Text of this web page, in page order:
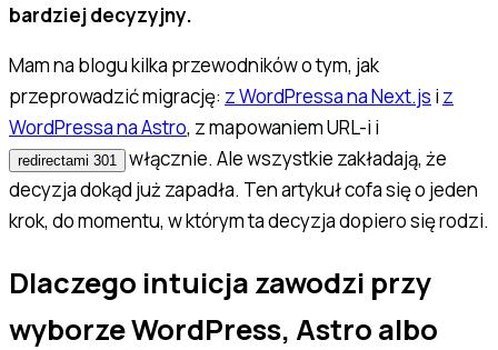
bardziej decyzyjny.
Mam na blogu kilka przewodników o tym, jak
przeprowadzić migrację: z WordPressa na Next.js i z
WordPressa na Astro, z mapowaniem URL-i i
redirectami 301
włącznie. Ale wszystkie zakładają, że
decyzjadokąd już zapadła. Ten artykuł cofa się o jeden
krok, do momentu, w którym ta decyzja dopiero się rodzi.
Dlaczego intuicja zawodzi przy
wyborze WordPress, Astro albo